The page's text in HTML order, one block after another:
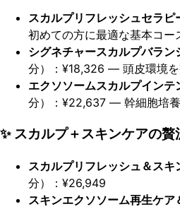
スカルプリフレッシュセラピ
初めての方に最適な基本コー
シグネチャースカルプバラン
分）：¥18,326 ― 頭皮環境
エクソソームスカルプインテ
分）：¥22,637 ― 幹細胞培
✨ スカルプ＋スキンケアの
スカルプリフレッシュ＆スキ
分）：¥26,949
スキンエクソソーム再生ケア